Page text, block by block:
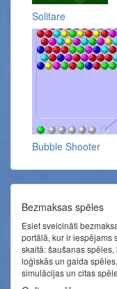
Solitare
Bubble Shooter
Bezmaksas spēles
Esiet sveicināti
portālā, kur ir iespējams
skaitā: šaušanas
loģiskās un galda
simulācijas un citas